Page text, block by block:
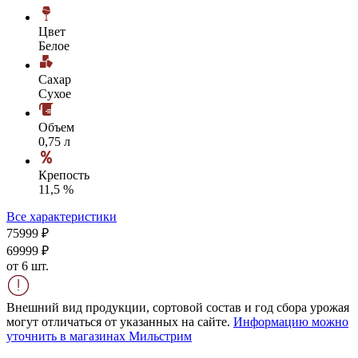
Цвет
Белое
Сахар
Сухое
Объем
0,75 л
Крепость
11,5 %
Все характеристики
75999 ₽
69999 ₽
от 6 шт.
Внешний вид продукции, сортовой состав и год сбора урожая
могут отличаться от указанных на сайте. Информацию можно
уточнить в магазинах Мильстрим